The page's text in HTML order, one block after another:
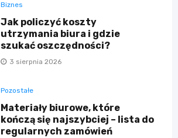
Biznes
Jak policzyć koszty
utrzymania biura i gdzie
szukać oszczędności?
3 sierpnia 2026
Pozostałe
Materiały biurowe, które
kończą się najszybciej – lista do
regularnych zamówień